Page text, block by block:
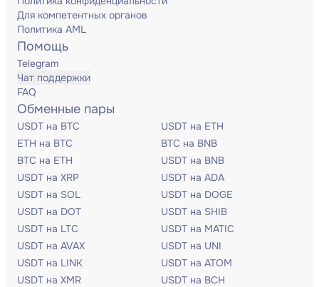
Для компетентных органов
Политика AML
Помощь
Telegram
Чат поддержки
FAQ
Обменные пары
USDT на BTC
USDT на ETH
ETH на BTC
BTC на BNB
BTC на ETH
USDT на BNB
USDT на XRP
USDT на ADA
USDT на SOL
USDT на DOGE
USDT на DOT
USDT на SHIB
USDT на LTC
USDT на MATIC
USDT на AVAX
USDT на UNI
USDT на LINK
USDT на ATOM
USDT на XMR
USDT на BCH